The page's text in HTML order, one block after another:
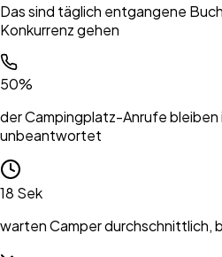
Das sind täglich entgangene
Konkurrenz gehen
50%
der Campingplatz-Anrufe
unbeantwortet
18 Sek
warten Camper durchschnittlich,